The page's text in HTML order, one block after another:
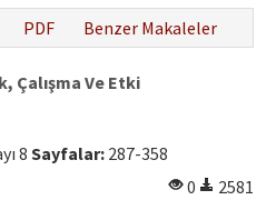
PDF Benzer Makaleler
Çalışma Ve Etki
8 Sayfalar: 287-358
0
2581